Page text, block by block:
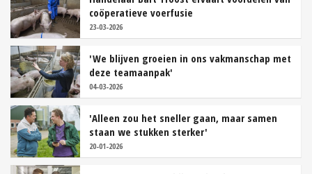
coöperatieve voerfusie
23-03-2026
'We blijven groeien in ons vakmanschap met
deze teamaanpak'
04-03-2026
'Alleen zou het sneller gaan, maar samen
staan we stukken sterker'
20-01-2026